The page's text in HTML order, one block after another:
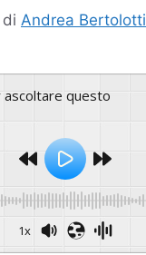
di Andrea Bertolotti
1x